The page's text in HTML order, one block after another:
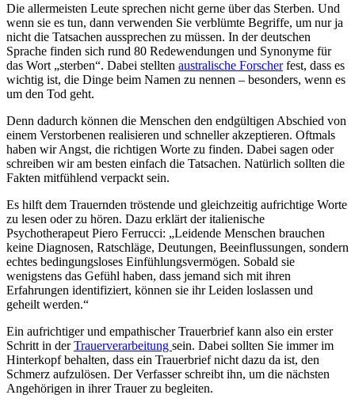
Die allermeisten Leute sprechen nicht gerne über das Sterben. Und
wenn sie es tun, dann verwenden Sie verblümte Begriffe, um nur ja
nicht die Tatsachen aussprechen zu müssen. In der deutschen
Sprache finden sich rund 80 Redewendungen und Synonyme für
das Wort „sterben“. Dabei stellten australische Forscherfest, dass es
wichtig ist, die Dinge beim Namen zu nennen – besonders, wenn es
um den Tod geht.
Denn dadurch können die Menschen den endgültigen Abschied von
einem Verstorbenen realisieren und schneller akzeptieren. Oftmals
haben wir Angst, die richtigen Worte zu finden. Dabei sagen oder
schreiben wir am besten einfach die Tatsachen. Natürlich sollten die
Fakten mitfühlend verpackt sein.
Es hilft dem Trauernden tröstende und gleichzeitig aufrichtige Worte
zu lesen oder zu hören. Dazu erklärt der italienische
Psychotherapeut Piero Ferrucci: „Leidende Menschen brauchen
keine Diagnosen, Ratschläge, Deutungen, Beeinflussungen, sondern
echtes bedingungsloses Einfühlungsvermögen. Sobald sie
wenigstens das Gefühl haben, dass jemand sich mit ihren
Erfahrungen identifiziert, können sie ihr Leiden loslassen und
geheilt werden.“
Ein aufrichtiger und empathischer Trauerbrief kann also ein erster
Schritt in derTrauerverarbeitung sein. Dabei sollten Sie immer im
Hinterkopf behalten, dass ein Trauerbrief nicht dazu da ist, den
Schmerz aufzulösen. Der Verfasser schreibt ihn, um die nächsten
Angehörigen in ihrer Trauer zu begleiten.